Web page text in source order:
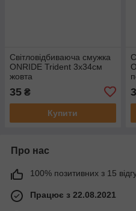
Світловідбиваюча смужка
ONRIDE Trident 3x34см
жовта
35 ₴
Купити
Про нас
100% позитивних з 15
Працює з 22.08.2021